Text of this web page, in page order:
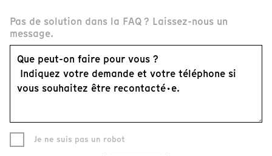
Pas de solution dans la FAQ ? Laissez-nous un
message.
Je ne suis pas un robot